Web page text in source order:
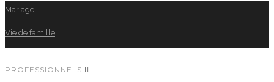
Mariage
Vie de famille
PROFESSIONNELS